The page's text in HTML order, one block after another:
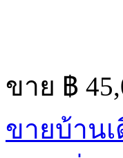
ขาย ฿
ขายบ้าน